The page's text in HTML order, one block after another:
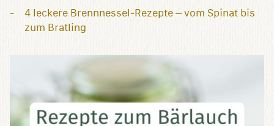
4 leckere Brennnessel-Rezepte – vom Spinat bis
zum Bratling